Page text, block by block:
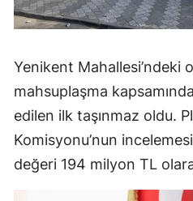
Yenikent Mahallesi’ndeki
mahsuplaşma
edilen ilk taşınmaz oldu.
Komisyonu’nun
değeri 194 milyon TL